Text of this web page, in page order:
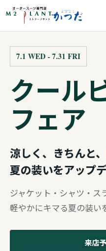
7.1 WED - 7.31 FRI
クール
フェア
涼しく、きちんと、
夏の装いをアップデ
ジャケット・シャツ・ス
軽やかにキマる夏の装い
来店